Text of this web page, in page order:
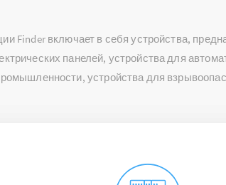
Finder включает в себя устройства,
панелей, устройства для
устройства для